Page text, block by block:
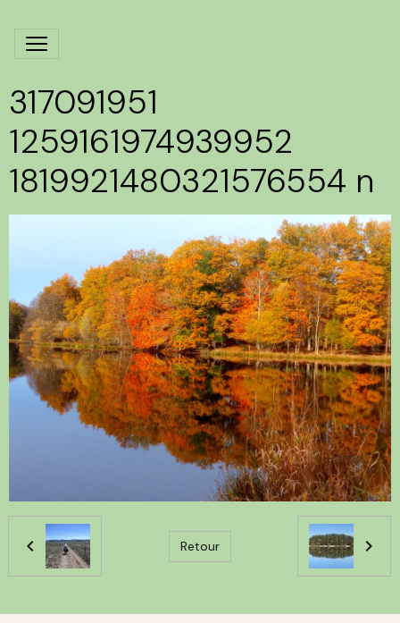
317091951
1259161974939952
1819921480321576554 n
Retour